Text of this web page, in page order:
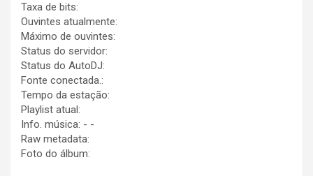
Taxa de bits:
Ouvintes atualmente:
Máximo de ouvintes:
Status do servidor:
Status do AutoDJ:
Fonte conectada.:
Tempo da estação:
Playlist atual:
Info. música: - -
Raw metadata:
Foto do álbum: